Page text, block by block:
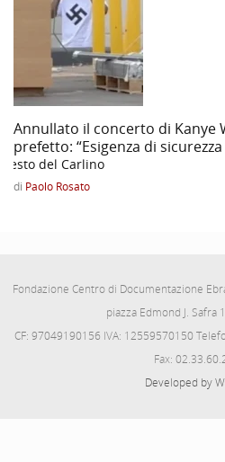
Annullato il concerto di Kanye
prefetto: “Esigenza di
del Carlino
di Paolo Rosato
Fondazione Centro di Documentazione
piazza Edmond J. Safra
CF: 97049190156 IVA: 12559570150
Fax:
Developed by